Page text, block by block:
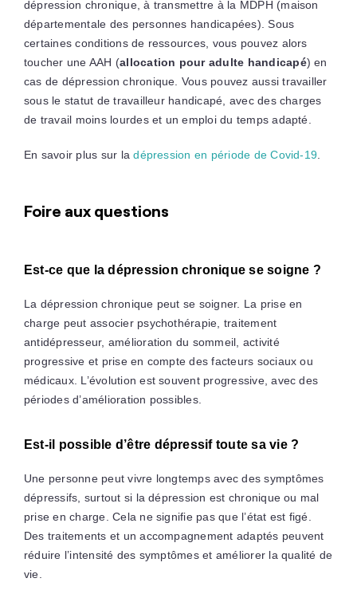
dépression chronique, à transmettre à la MDPH (maison
départementale des personnes handicapées). Sous
certaines conditions de ressources, vous pouvez alors
toucher une AAH (allocation pour adulte handicapé) en
cas de dépression chronique. Vous pouvez aussi travailler
sous le statut de travailleur handicapé, avec des charges
de travail moins lourdes et un emploi du temps adapté.
En savoir plus sur ladépression en période de Covid-19
Foire aux questions
Est-ce que la dépression chronique se soigne ?
La dépression chronique peut se soigner. La prise en
charge peut associer psychothérapie, traitement
antidépresseur, amélioration du sommeil, activité
progressive et prise en compte des facteurs sociaux ou
médicaux. L’évolution est souvent progressive, avec des
périodes d’amélioration possibles.
Est-il possible d’être dépressif toute sa vie ?
Une personne peut vivre longtemps avec des symptômes
dépressifs, surtout si la dépression est chronique ou mal
prise en charge. Cela ne signifie pas que l’état est figé.
Des traitements et un accompagnement adaptés peuvent
réduire l’intensité des symptômes et améliorer la qualité de
vie.